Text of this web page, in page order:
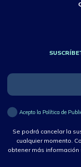
Acepto la Política de
Se podrá cancelar la
cualquier momento.
obtener más